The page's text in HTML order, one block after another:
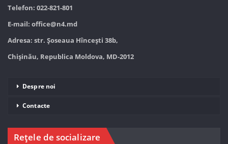
Telefon: 022-821-801
E-mail: office@n4.md
Adresa: str. Șoseaua Hînceşti 38b,
Chișinău, Republica Moldova, MD-2012
Despre noi
Contacte
Rețele de socializare